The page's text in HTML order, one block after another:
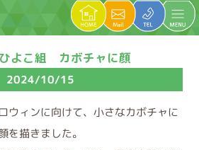
よこ組 カボチャに顔
2024/10/15
ウィンに向けて、小さなカボチャに
を描きました。